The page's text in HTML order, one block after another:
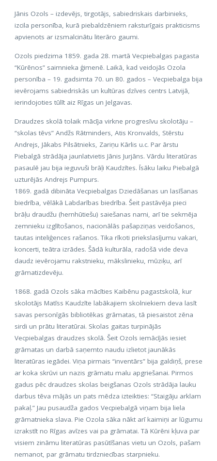
Jānis Ozols – izdevējs, tirgotājs, sabiedriskais darbinieks,
izcila personība, kurā piebaldzēniem raksturīgais prakticisms
apvienots ar izsmalcinātu literāro gaumi.
Ozols piedzima 1859. gada 28. martā Vecpiebalgas pagasta
“Kūrēnos” saimnieka ģimenē. Laikā, kad veidojās Ozola
personība – 19. gadsimta 70. un 80. gados – Vecpiebalga bija
ievērojams sabiedriskās un kultūras dzīves centrs Latvijā,
ierindojoties tūlīt aiz Rīgas un Jelgavas.
Draudzes skolā tolaik mācīja virkne progresīvu skolotāju –
“skolas tēvs” Andžs Rātminders, Atis Kronvalds, Stērstu
Andrejs, Jākabs Pilsātnieks, Zariņu Kārlis u.c. Par ārstu
Piebalgā strādāja jaunlatvietis Jānis Jurjāns. Vārdu literatūras
pasaulē jau bija ieguvuši brāļi Kaudzītes. Īsāku laiku Piebalgā
uzturējās Andrejs Pumpurs.
1869. gadā dibināta Vecpiebalgas Dziedāšanas un lasīšanas
biedrība, vēlākā Labdarības biedrība. Šeit pastāvēja pieci
brāļu draudžu (hernhūtiešu) saiešanas nami, arī tie sekmēja
zemnieku izglītošanos, nacionālās pašapziņas veidošanos,
tautas inteliģences rašanos. Tika rīkoti priekslasījumu vakari,
koncerti, teātra izrādes. Šādā kulturāla, radošā vide deva
daudz ievērojamu rakstnieku, mākslinieku, mūziķu, arī
grāmatizdevēju.
1868. gadā Ozols sāka mācīties Kaibēnu pagastskolā, kur
skolotājs Matīss Kaudzīte labākajiem skolniekiem deva lasīt
savas personīgās bibliotēkas grāmatas, tā piesaistot zēna
sirdi un prātu literatūrai. Skolas gaitas turpinājās
Vecpiebalgas draudzes skolā. Šeit Ozols iemācījās iesiet
grāmatas un darbā saņemto naudu izlietot jaunākās
literatūras iegādei. Viņa pirmais “inventārs” bija galdiņš, prese
ar koka skrūvi un nazis grāmatu malu apgriešanai. Pirmos
gadus pēc draudzes skolas beigšanas Ozols strādāja lauku
darbus tēva mājās un pats mēdza izteikties: “Staigāju arklam
pakaļ.” Jau pusaudža gados Vecpiebalgā viņam bija liela
grāmatnieka slava. Pie Ozola sāka nākt arī kaimiņi ar lūgumu
izrakstīt no Rīgas avīzes vai pa grāmatai. Tā Kūrēni kļuva par
visiem zināmu literatūras pasūtīšanas vietu un Ozols, pašam
nemanot, par grāmatu tirdzniecības starpnieku.